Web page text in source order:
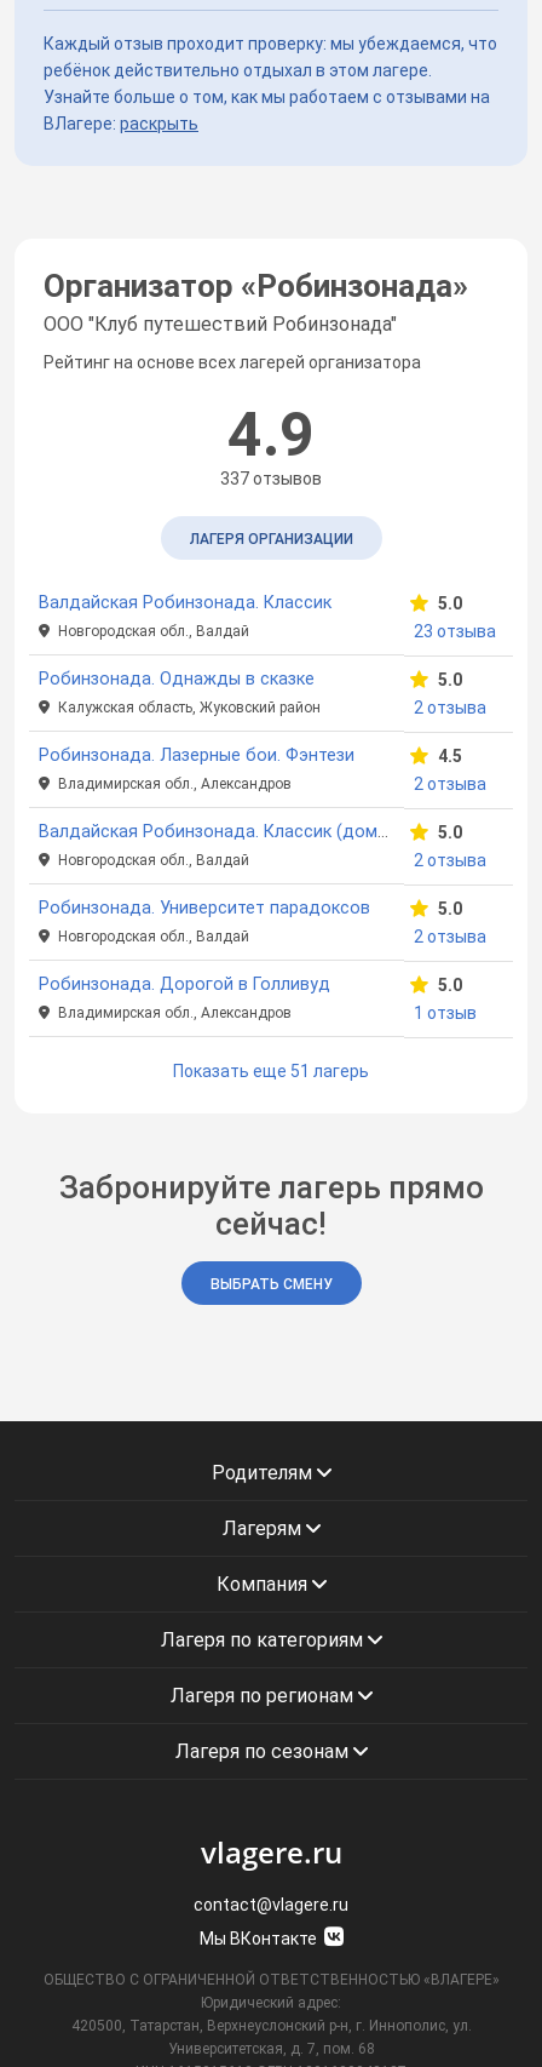
Каждый отзыв проходит проверку: мы убеждаемся, что
ребёнок действительно отдыхал в этом лагере.
Узнайте больше о том, как мы работаем с отзывами на
ВЛагере: раскрыть
Организатор «Робинзонада»
ООО "Клуб путешествий Робинзонада"
Рейтинг на основе всех лагерей организатора
4.9
337 отзывов
ЛАГЕРЯ ОРГАНИЗАЦИИ
Валдайская Робинзонада. Классик
Новгородская обл., Валдай
5.0
23 отзыва
Робинзонада. Однажды в сказке
Калужская область, Жуковский район
5.0
2 отзыва
Робинзонада. Лазерные бои. Фэнтези
Владимирская обл., Александров
4.5
2 отзыва
Валдайская Робинзонада. Классик (домики)
Новгородская обл., Валдай
5.0
2 отзыва
Робинзонада. Университет парадоксов
Новгородская обл., Валдай
5.0
2 отзыва
Робинзонада. Дорогой в Голливуд
Владимирская обл., Александров
5.0
1 отзыв
Показать еще 51 лагерь
Забронируйте лагерь прямо
сейчас!
ВЫБРАТЬ СМЕНУ
Родителям
Лагерям
Компания
Лагеря по категориям
Лагеря по регионам
Лагеря по сезонам
vlagere.ru
contact@vlagere.ru
Мы ВКонтакте
ОБЩЕСТВО С ОГРАНИЧЕННОЙ ОТВЕТСТВЕННОСТЬЮ «ВЛАГЕРЕ»
Юридический адрес:
420500, Татарстан, Верхнеуслонский р-н, г. Иннополис, ул.
Университетская,
д. 7, пом. 68